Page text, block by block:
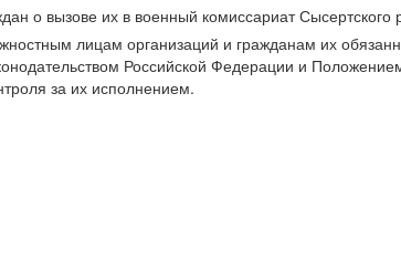
о вызове их в военный комиссариат Сысертского
лицам организаций и гражданам их
Российской Федерации и
за их исполнением.